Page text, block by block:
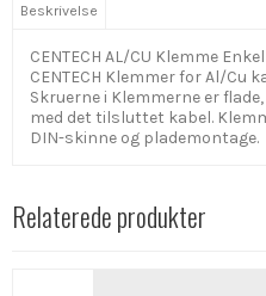
Beskrivelse
CENTECH AL/CU Klemme
CENTECH Klemmer for Al/Cu
Skruerne i Klemmerne er
med det tilsluttet kabel.
DIN-skinne og plademontage.
Relaterede produkter